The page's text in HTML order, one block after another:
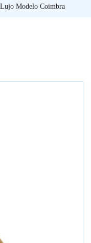
Modelo Coimbra